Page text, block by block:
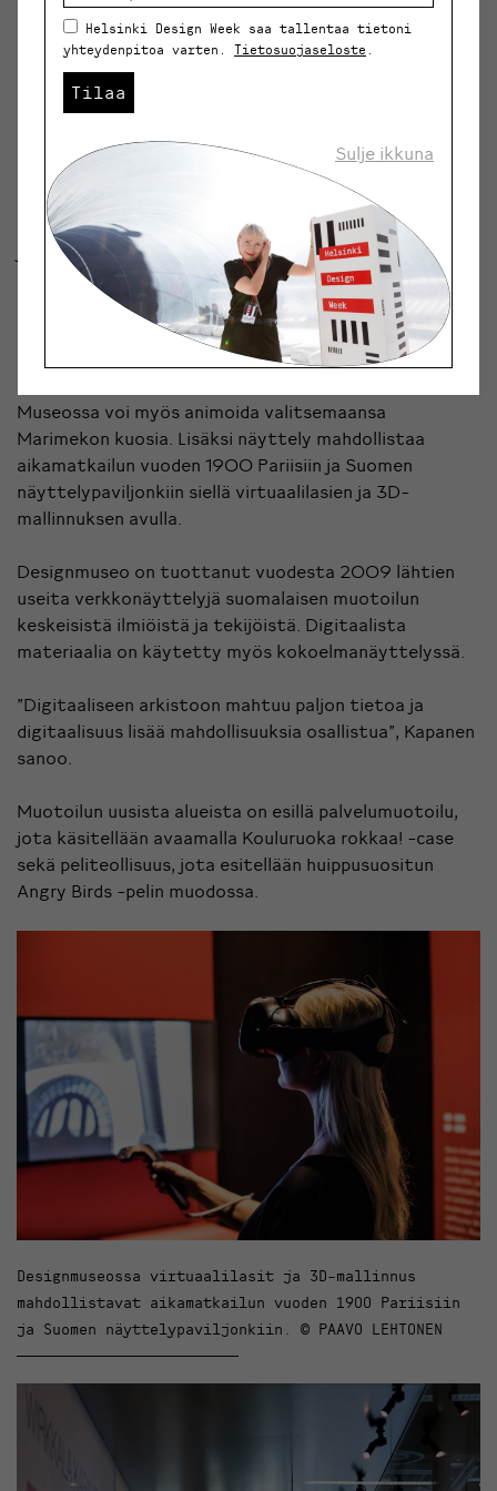
”Uusi kokoelmanäyttely tarkastelee, mitä
suunnitteluprosessiin liittyy. Yksi näyttelyn teemoista
on se, minkälaisia arvoja esine pitää sisällään ja millaisia
vaikutusmahdollisuuksia muotoilulla on”,
Designmuseon museolehtori
Hanna Kapanen
Uusi näyttely on rakennettu erilaisten polkujen varaan,
jotka tarjoavat tietoa eri tavoin. Näyttely pitää
sisällään esimerkiksi kokeiltavien esineiden reitin. Siinä
kävijä pääsee testaamaan muun muassa suomalaisen
metsäteollisuuden yhden ikonin eli Ponssen Scorpion-
Museossa voi myös animoida valitsemaansa
Marimekon kuosia. Lisäksi näyttely mahdollistaa
aikamatkailun vuoden 1900 Pariisiin ja Suomen
näyttelypaviljonkiin siellä virtuaalilasien ja 3D-
mallinnuksen avulla.
Designmuseo on tuottanut vuodesta 2009 lähtien
useita verkkonäyttelyjä suomalaisen muotoilun
keskeisistä ilmiöistä ja tekijöistä. Digitaalista
materiaalia on käytetty myös kokoelmanäyttelyssä.
”Digitaaliseen arkistoon mahtuu paljon tietoa ja
digitaalisuus lisää mahdollisuuksia osallistua”, Kapanen
sanoo.
Muotoilun uusista alueista on esillä palvelumuotoilu,
jota käsitellään avaamalla Kouluruoka rokkaa! -case
sekä peliteollisuus, jota esitellään huippusuositun
Angry Birds -pelin muodossa.
Designmuseossa virtuaalilasit ja 3D-mallinnus
mahdollistavat aikamatkailun vuoden 1900 Pariisiin
ja Suomen näyttelypaviljonkiin. © PAAVO LEHTONEN
Helsinki Design Week saa tallentaa tietoni
yhteydenpitoa varten. Tietosuojaseloste .
Tilaa
Sulje ikkuna